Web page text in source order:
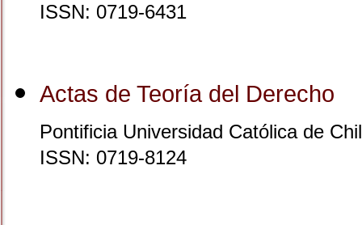
ISSN: 0719-6431
Actas de Teoría del Derecho
Pontificia Universidad Católica de
ISSN: 0719-8124